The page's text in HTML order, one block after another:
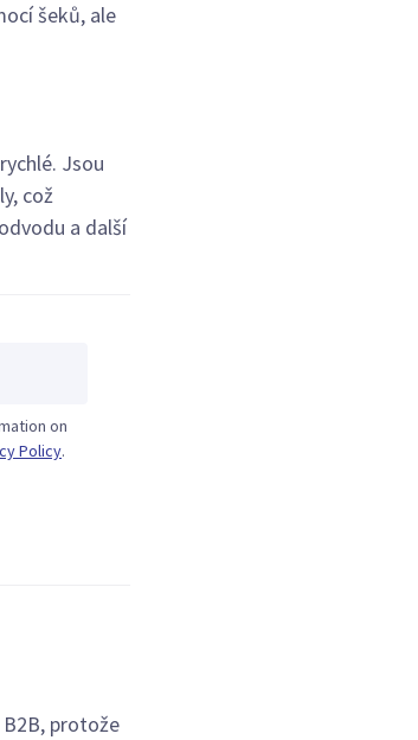
šeků, ale
Jsou
což
a další
on
Policy.
protože